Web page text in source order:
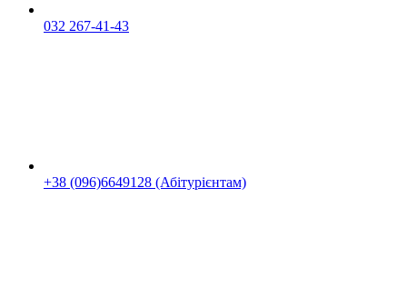
032 267-41-43
+38 (096)6649128 (Абітурієнтам)